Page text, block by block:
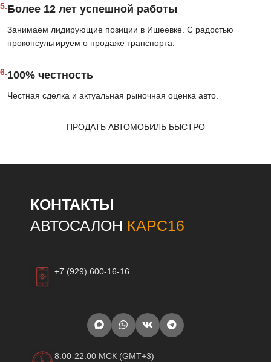
5.Более 12 лет успешной работы
Занимаем лидирующие позиции в Ишеевке. С радостью
проконсультируем о продаже транспорта.
6.100% честность
Честная сделка и актуальная рыночная оценка авто.
ПРОДАТЬ АВТОМОБИЛЬ БЫСТРО
КОНТАКТЫ
АВТОСАЛОН КАРС16
+7 (929) 600-16-16
8:00-22:00 МСК (GMT+3)